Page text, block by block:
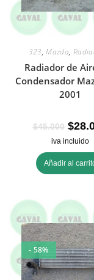
323,Mazda,
Radiador de
Condensador
2001
$45.000 $
iva incluido
Añadir al
- 58%